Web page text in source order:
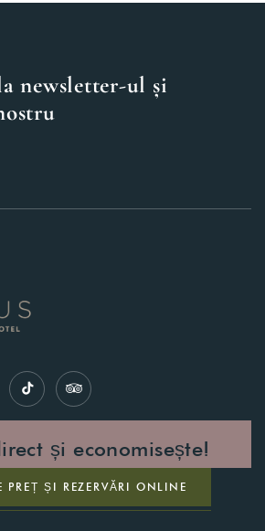
newsletter-ul și
și economisește!
PREȚ ȘI REZERVĂRI ONLINE